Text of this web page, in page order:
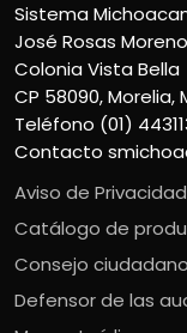
Sistema
José Rosas
Colonia Vista Bella
CP 58090, Morelia,
Teléfono (01)
Contacto
Aviso de Privacidad
Catálogo de
Consejo ciudadano
Defensor de las